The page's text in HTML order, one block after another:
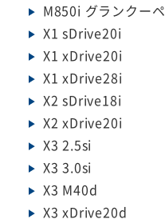
M850i グランクーペ
X1 sDrive20i
X1 xDrive20i
X1 xDrive28i
X2 sDrive18i
X2 xDrive20i
X3 2.5si
X3 3.0si
X3 M40d
X3 xDrive20d